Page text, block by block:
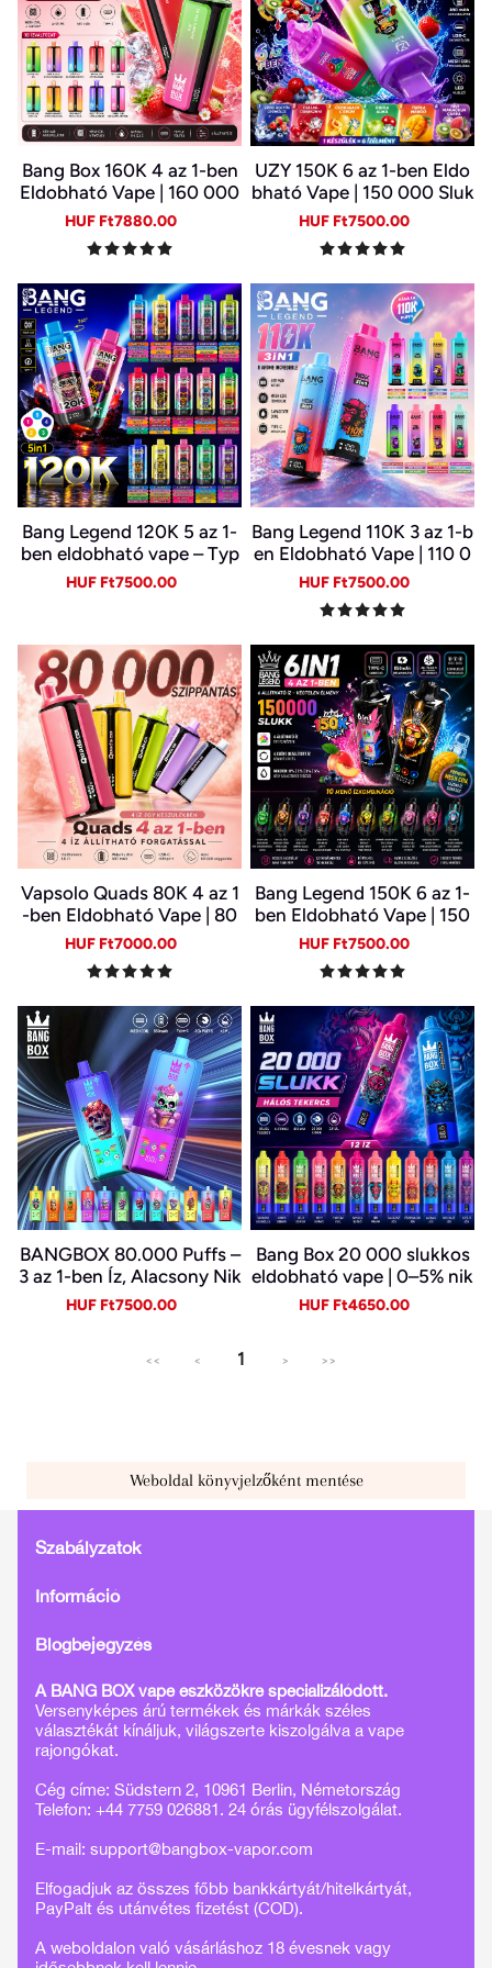
Bang Box 160K 4 az 1-ben
Eldobható Vape | 160 000
Slukk | 4 Íz Egy Készülékb
en | Type-C | 0–5% Nikotin
Sale
HUF Ft7880.00
UZY 150K 6 az 1-ben Eldo
bható Vape | 150 000 Sluk
k | 10 Ízkombináció | LED K
ijelző | Type-C Újratölthet
ő E-cigi
Sale
HUF Ft7500.00
Bang Legend 120K 5 az 1-
ben eldobható vape – Typ
e-C, LED kijelző
Sale
HUF Ft7500.00
Bang Legend 110K 3 az 1-b
en Eldobható Vape | 110 0
00 Slukk | 3 Íz Egy Készülé
kben | Digitális Kijelző | Ty
pe-C
Sale
HUF Ft7500.00
Vapsolo Quads 80K 4 az 1
-ben Eldobható Vape | 80
000 Slukk, Több Íz Egy Ké
szülékben
Sale
HUF Ft7000.00
Bang Legend 150K 6 az 1-
ben Eldobható Vape | 150
000 Slukk | USB-C Újratöl
thető E-cigi | 6 Íz Egy Kész
ülékben
Sale
HUF Ft7500.00
BANGBOX 80.000 Puffs –
3 az 1-ben Íz, Alacsony Nik
otin, Eredeti Újratölthető
Sale
HUF Ft7500.00
Bang Box 20 000 slukkos
eldobható vape | 0–5% nik
otin | újratölthető, Type-C
Sale
HUF Ft4650.00
<< < 1 > >>
Weboldal könyvjelzőként mentése
Szabályzatok
Információ
Blogbejegyzés
A BANG BOX vape eszközökre specializálódott.
Versenyképes árú termékek és márkák széles
választékát kínáljuk, világszerte kiszolgálva a vape
rajongókat.
Cég címe: Südstern 2, 10961 Berlin, Németország
Telefon: +44 7759 026881. 24 órás ügyfélszolgálat.
E-mail: support@bangbox-vapor.com
Elfogadjuk az összes főbb bankkártyát/hitelkártyát,
PayPalt és utánvétes fizetést (COD).
A weboldalon való vásárláshoz 18 évesnek vagy